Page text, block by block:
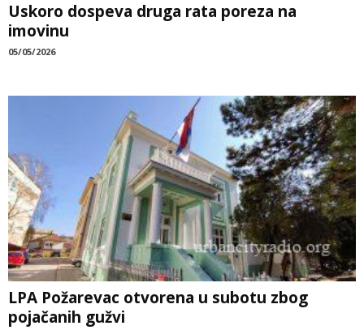
Uskoro dospeva druga rata poreza na
imovinu
05/05/2026
LPA Požarevac otvorena u subotu zbog
pojačanih gužvi